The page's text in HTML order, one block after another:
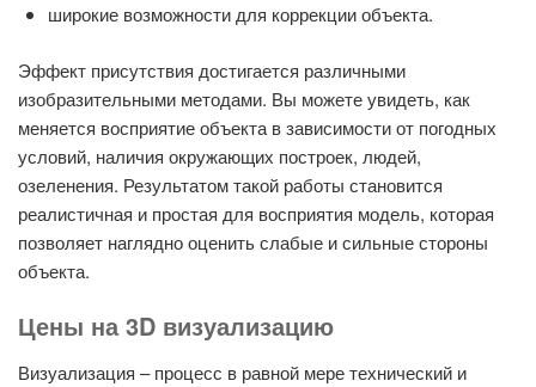
широкие возможности для коррекции объекта.
Эффект присутствия достигается различными
изобразительными методами. Вы можете увидеть, как
меняется восприятие объекта в зависимости от погодных
условий, наличия окружающих построек, людей,
озеленения. Результатом такой работы становится
реалистичная и простая для восприятия модель, которая
позволяет наглядно оценить слабые и сильные стороны
объекта.
Цены на 3D визуализацию
Визуализация – процесс в равной мере технический и